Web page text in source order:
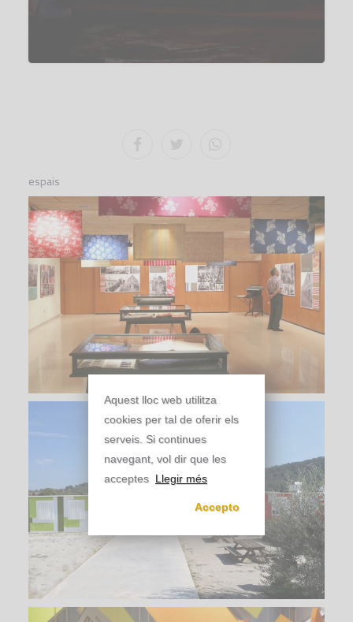
espais
Aquest lloc web utilitza
cookies per tal de oferir els
serveis. Si continues
navegant, vol dir que les
acceptes Llegir més
Accepto